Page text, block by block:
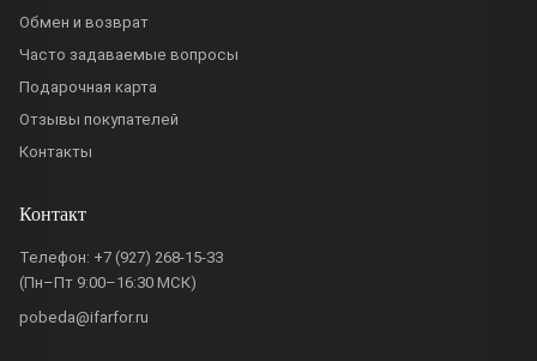
Обмен и возврат
Часто задаваемые вопросы
Подарочная карта
Отзывы покупателей
Контакты
Контакт
Телефон: +7 (927) 268-15-33
(Пн–Пт 9:00–16:30 МСК)
pobeda@ifarfor.ru